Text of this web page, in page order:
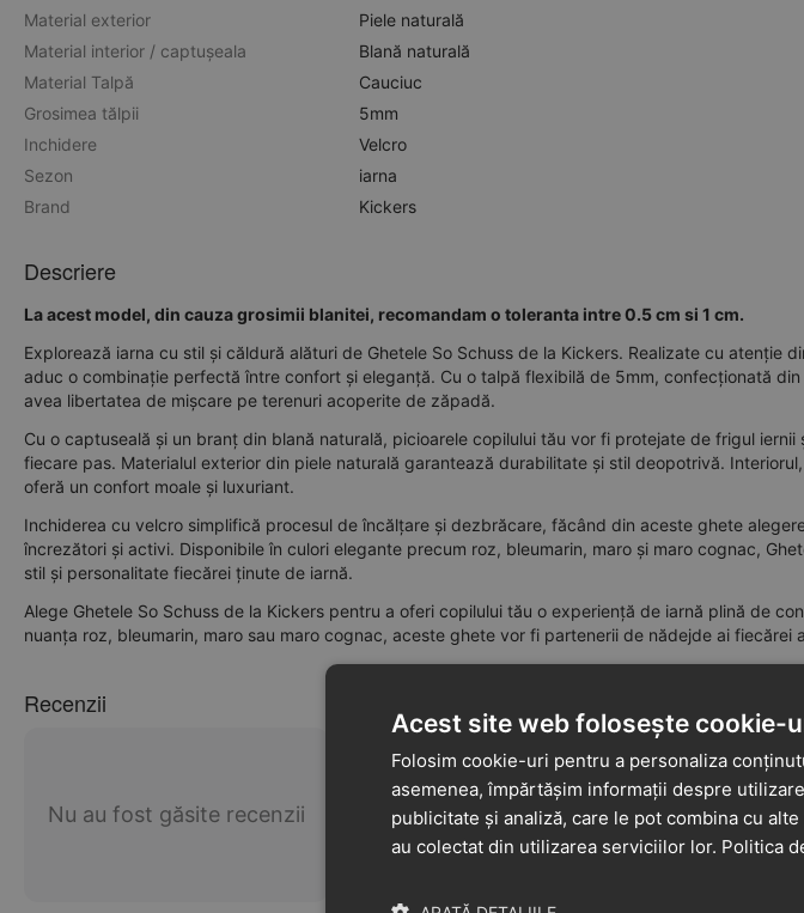
Material exterior
Piele naturală
Material interior / captușeala
Blană naturală
Material Talpă
Cauciuc
Grosimea tălpii
5mm
Inchidere
Velcro
Sezon
iarna
Brand
Kickers
Descriere
La acest model, din cauza grosimii blanitei, recomandam o toleranta intre 0.5 cm si 1 cm.
Explorează iarna cu stil și căldură alături de Ghetele So Schuss de la Kickers. Realizate cu atenție
aduc o combinație perfectă între confort și eleganță. Cu o talpă flexibilă de 5mm, confecționată
avea libertatea de mișcare pe terenuri acoperite de zăpadă.
Cu o captuseală și un branț din blană naturală, picioarele copilului tău vor fi protejate de frigul iernii
fiecare pas. Materialul exterior din piele naturală garantează durabilitate și stil deopotrivă.
oferă un confort moale și luxuriant.
Inchiderea cu velcro simplifică procesul de încălțare și dezbrăcare, făcând din aceste ghete
încrezători și activi. Disponibile în culori elegante precum roz, bleumarin, maro și maro cognac,
stil și personalitate fiecărei ținute de iarnă.
Alege Ghetele So Schuss de la Kickers pentru a oferi copilului tău o experiență de iarnă plină de
nuanța roz, bleumarin, maro sau maro cognac, aceste ghete vor fi partenerii de nădejde ai fiecărei
Recenzii
Nu au fost găsite recenzii
Acest site web folosește cookie-
Folosim cookie-uri pentru a personaliza
asemenea, împărtășim informații despre
publicitate și analiză, care le pot combina cu
au colectat din utilizarea serviciilor lor. Politica